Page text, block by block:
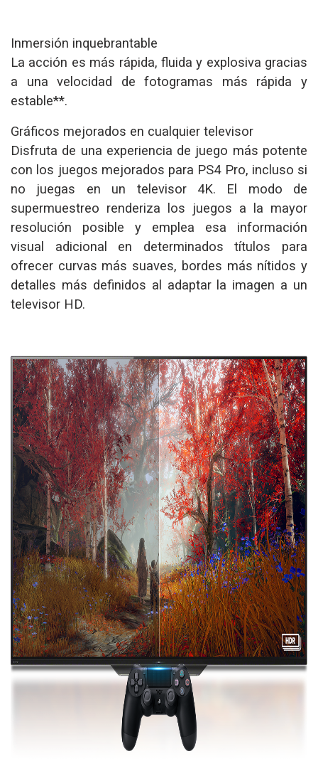
Inmersión inquebrantable
La acción es más rápida, fluida y explosiva gracias
a una velocidad de fotogramas más rápida y
estable**.
Gráficos mejorados en cualquier televisor
Disfruta de una experiencia de juego más potente
con los juegos mejorados para PS4 Pro, incluso si
no juegas en un televisor 4K. El modo de
supermuestreo renderiza los juegos a la mayor
resolución posible y emplea esa información
visual adicional en determinados títulos para
ofrecer curvas más suaves, bordes más nítidos y
detalles más definidos al adaptar la imagen a un
televisor HD.